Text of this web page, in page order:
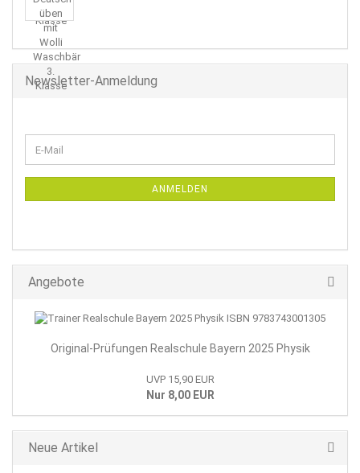
Newsletter-Anmeldung
ZUR
E-
Mail
ANMELDEN
Angebote
Original-Prüfungen Realschule Bayern 2025 Physik
UVP 15,90 EUR
Nur 8,00 EUR
Neue Artikel